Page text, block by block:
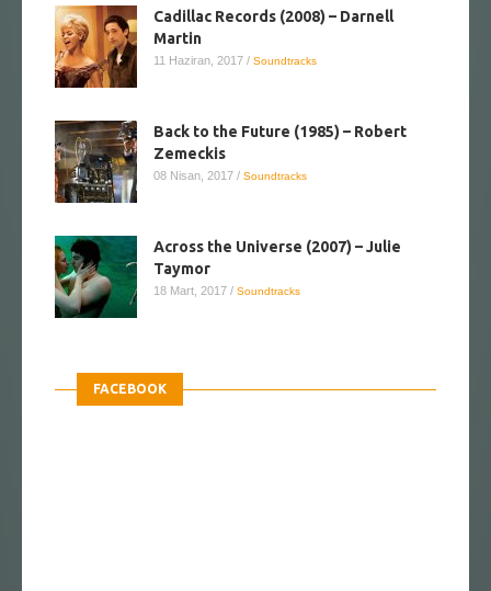
Cadillac Records (2008) – Darnell
Martin
11 Haziran, 2017 / Soundtracks
Back to the Future (1985) – Robert
Zemeckis
08 Nisan, 2017 / Soundtracks
Across the Universe (2007) – Julie
Taymor
18 Mart, 2017 / Soundtracks
FACEBOOK